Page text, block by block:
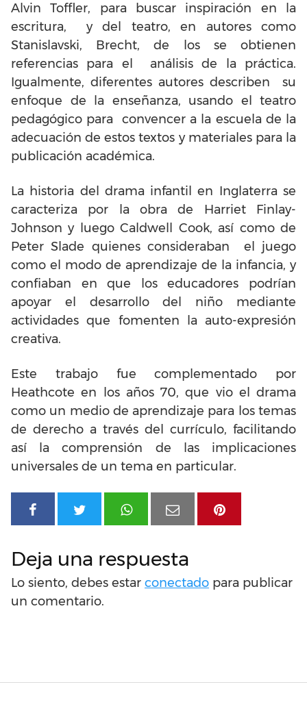
Alvin Toffler, para buscar inspiración en la
escritura, y del teatro, en autores como
Stanislavski, Brecht, de los se obtienen
referencias para el análisis de la práctica.
Igualmente, diferentes autores describen su
enfoque de la enseñanza, usando el teatro
pedagógico para convencer a la escuela de la
adecuación de estos textos y materiales para la
publicación académica.
La historia del drama infantil en Inglaterra se
caracteriza por la obra de Harriet Finlay-
Johnson y luego Caldwell Cook, así como de
Peter Slade quienes consideraban el juego
como el modo de aprendizaje de la infancia, y
confiaban en que los educadores podrían
apoyar el desarrollo del niño mediante
actividades que fomenten la auto-expresión
creativa.
Este trabajo fue complementado por
Heathcote en los años 70, que vio el drama
como un medio de aprendizaje para los temas
de derecho a través del currículo, facilitando
así la comprensión de las implicaciones
universales de un tema en particular.
Deja una respuesta
Lo siento, debes estar conectado para publicar
un comentario.